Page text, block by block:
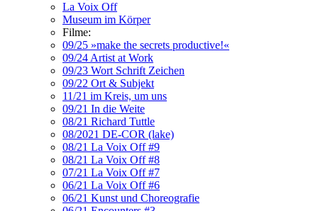
La Voix Off
Museum im Körper
Filme:
09/25 »make the secrets productive!«
09/24 Artist at Work
09/23 Wort Schrift Zeichen
09/22 Ort & Subjekt
11/21 im Kreis, um uns
09/21 In die Weite
08/21 Richard Tuttle
08/2021 DE-COR (lake)
08/21 La Voix Off #9
08/21 La Voix Off #8
07/21 La Voix Off #7
06/21 La Voix Off #6
06/21 Kunst und Choreografie